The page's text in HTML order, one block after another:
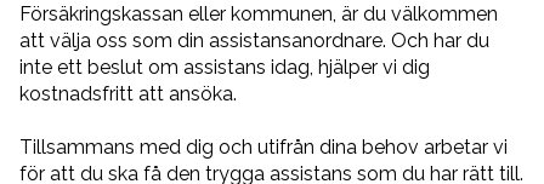
Försäkringskassan eller kommunen, är du välkommen
att välja oss som din assistansanordnare. Och har du
inte ett beslut om assistans idag, hjälper vi dig
kostnadsfritt att ansöka.
Tillsammans med dig och utifrån dina behov arbetar vi
för att du ska få den trygga assistans som du har rätt till.